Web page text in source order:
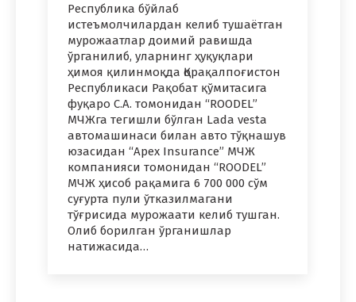
Республика бўйлаб
истеъмолчилардан келиб тушаётган
мурожаатлар доимий равишда
ўрганилиб, уларнинг ҳуқуқлари
ҳимоя қилинмоқда Қорақалпоғистон
Республикаси Рақобат қўмитасига
фуқаро С.А. томонидан “ROODEL”
МЧЖга тегишли бўлган Lada vesta
автомашинаси билан авто тўқнашув
юзасидан “Apex Insurance” МЧЖ
компанияси томонидан “ROODEL”
МЧЖ ҳисоб рақамига 6 700 000 сўм
суғурта пули ўтказилмагани
тўғрисида мурожаати келиб тушган.
Олиб борилган ўрганишлар
натижасида…